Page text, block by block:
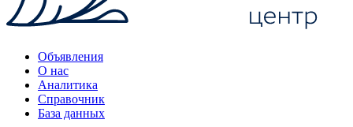
Объявления
О нас
Аналитика
Справочник
База данных